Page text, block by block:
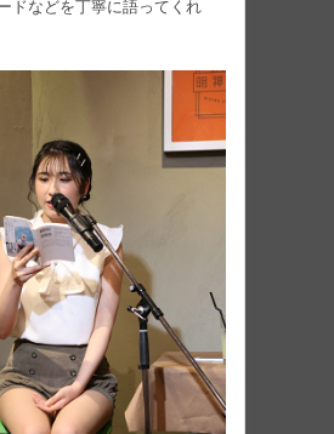
ドなどを丁寧に語ってくれ